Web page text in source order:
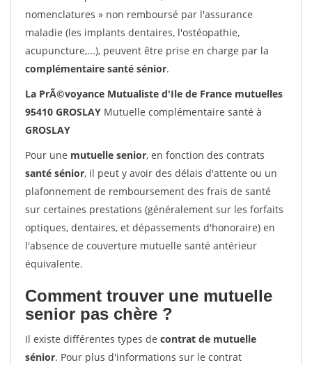
nomenclatures » non remboursé par l'assurance
maladie (les implants dentaires, l'ostéopathie,
acupuncture,...), peuvent être prise en charge par la
complémentaire santé sénior.
La PrÃ©voyance Mutualiste d'Ile de France mutuelles
95410 GROSLAY Mutuelle complémentaire santé à
GROSLAY
Pour une mutuelle senior, en fonction des contrats
santé sénior, il peut y avoir des délais d'attente ou un
plafonnement de remboursement des frais de santé
sur certaines prestations (généralement sur les forfaits
optiques, dentaires, et dépassements d'honoraire) en
l'absence de couverture mutuelle santé antérieur
équivalente.
Comment trouver une mutuelle
senior pas chère ?
Il existe différentes types de contrat de mutuelle
sénior. Pour plus d'informations sur le contrat